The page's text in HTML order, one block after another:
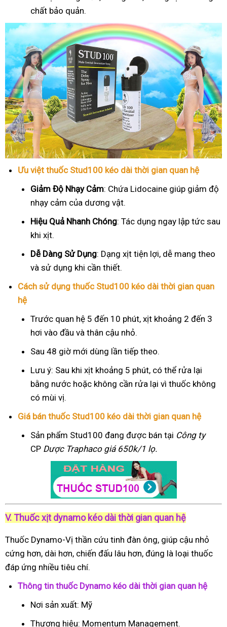
chất bảo quản.
Ưu việt thuốc Stud100 kéo dài thời gian quan hệ
Giảm Độ Nhạy Cảm: Chứa Lidocaine giúp giảm độ
nhạy cảm của dương vật.
Hiệu Quả Nhanh Chóng: Tác dụng ngay lập tức sau
khi xịt.
Dễ Dàng Sử Dụng: Dạng xịt tiện lợi, dễ mang theo
và sử dụng khi cần thiết.
Cách sử dụng thuốc Stud100 kéo dài thời gian quan
hệ
Trước quan hệ 5 đến 10 phút, xịt khoảng 2 đến 3
hơi vào đầu và thân cậu nhỏ.
Sau 48 giờ mới dùng lần tiếp theo.
Lưu ý: Sau khi xịt khoảng 5 phút, có thể rửa lại
bằng nước hoặc không cần rửa lại vì thuốc không
có mùi vị.
Giá bán thuốc Stud100 kéo dài thời gian quan hệ
Sản phẩm Stud100 đang được bán tại Công ty
CP Dược Traphacogiá 650k/1 lọ.
V. Thuốc xịt dynamo kéo dài thời gian quan hệ
Thuốc Dynamo-Vị thần cứu tinh đàn ông, giúp cậu nhỏ
cứng hơn, dài hơn, chiến đấu lâu hơn, đúng là loại thuốc
đáp ứng nhiều tiêu chí.
Thông tin thuốc Dynamo kéo dài thời gian quan hệ
Nơi sản xuất: Mỹ
Thương hiệu: Momentum Management.